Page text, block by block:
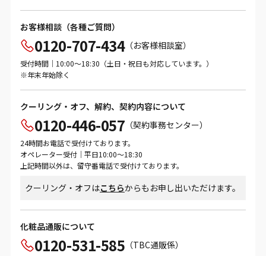
お客様相談（各種ご質問）
0120-707-434（お客様相談室）
受付時間｜10:00～18:30（土日・祝日も対応しています。）
※年末年始除く
クーリング・オフ、解約、契約内容について
0120-446-057 （契約事務センター）
24時間お電話で受付けております。
オペレーター受付｜平日10:00～18:30
上記時間以外は、留守番電話で受付けております。
クーリング・オフはこちらからもお申し出いただけます。
化粧品通販について
0120-531-585 （TBC通販係）